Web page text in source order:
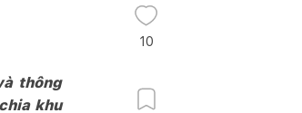
thông
khu
10